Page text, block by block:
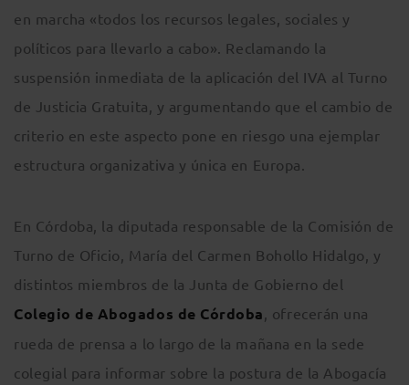
en marcha «todos los recursos legales, sociales y
políticos para llevarlo a cabo». Reclamando la
suspensión inmediata de la aplicación del IVA al Turno
de Justicia Gratuita, y argumentando que el cambio de
criterio en este aspecto pone en riesgo una ejemplar
estructura organizativa y única en Europa.
En Córdoba, la diputada responsable de la Comisión de
Turno de Oficio, María del Carmen Bohollo Hidalgo, y
distintos miembros de la Junta de Gobierno del
Colegio de Abogados de Córdoba, ofrecerán una
rueda de prensa a lo largo de la mañana en la sede
colegial para informar sobre la postura de la Abogacía